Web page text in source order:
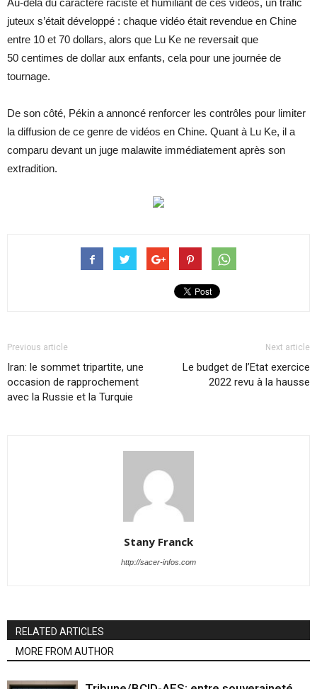
Au-delà du caractère raciste et humiliant de ces vidéos, un trafic
juteux s’était développé : chaque vidéo était revendue en Chine
entre 10 et 70 dollars, alors que Lu Ke ne reversait que
50 centimes de dollar aux enfants, cela pour une journée de
tournage.
De son côté, Pékin a annoncé renforcer les contrôles pour limiter
la diffusion de ce genre de vidéos en Chine. Quant à Lu Ke, il a
comparu devant un juge malawite immédiatement après son
extradition.
Previous article
Iran: le sommet tripartite, une
occasion de rapprochement
avec la Russie et la Turquie
Next article
Le budget de l’Etat exercice
2022 revu à la hausse
Stany Franck
http://sacer-infos.com
RELATED ARTICLES
MORE FROM AUTHOR